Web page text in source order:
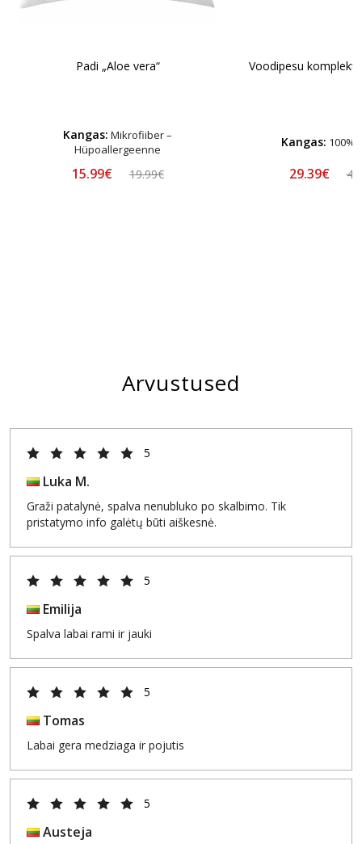
Padi „Aloe vera“
Kangas: Mikrofiiber –
Hüpoallergeenne
15.99€ 19.99€
Voodipesu komplekt
Kangas: 100%
29.39€
Arvustused
5
Luka M.
Graži patalynė, spalva nenubluko po skalbimo. Tik
pristatymo info galėtų būti aiškesnė.
5
Emilija
Spalva labai rami ir jauki
5
Tomas
Labai gera medziaga ir pojutis
5
Austeja